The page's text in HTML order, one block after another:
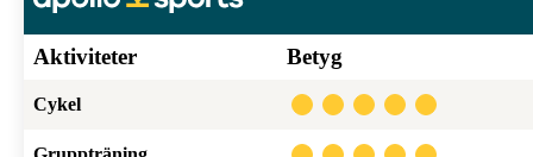
Aktiviteter Betyg
Cykel